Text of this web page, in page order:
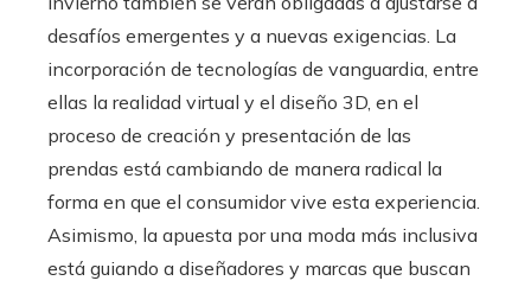
desafíos emergentes y a nuevas exigencias. La
incorporación de tecnologías de vanguardia, entre
ellas la realidad virtual y el diseño 3D, en el
proceso de creación y presentación de las
prendas está cambiando de manera radical la
forma en que el consumidor vive esta experiencia.
Asimismo, la apuesta por una moda más inclusiva
está guiando a diseñadores y marcas que buscan